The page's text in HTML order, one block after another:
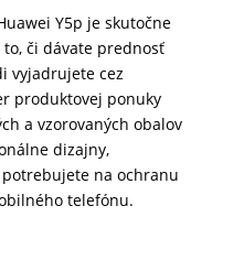
Y5p je skutočne
či dávate prednosť
vyjadrujete cez
produktovej ponuky
a vzorovaných obalov
dizajny,
na ochranu
telefónu.